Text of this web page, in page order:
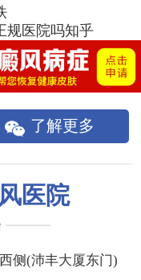
规医院吗知乎
了解更多
医院
侧(沛丰大厦东门)